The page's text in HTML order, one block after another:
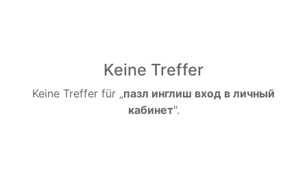
Keine Treffer
Keine Treffer für „пазл инглиш вход в личный
кабинет".